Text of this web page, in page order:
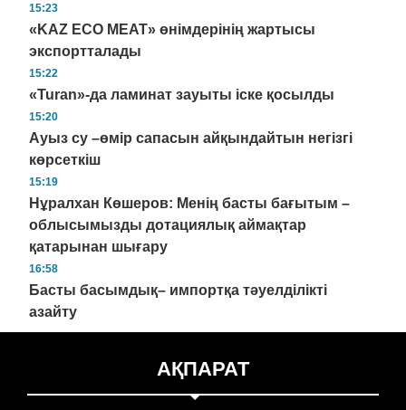
15:23
«KAZ ECO MEAT» өнімдерінің жартысы
экспортталады
15:22
«Turan»-да ламинат зауыты іске қосылды
15:20
Ауыз су –өмір сапасын айқындайтын негізгі
көрсеткіш
15:19
Нұралхан Көшеров: Менің басты бағытым –
облысымызды дотациялық аймақтар
қатарынан шығару
16:58
Басты басымдық– импортқа тәуелділікті
азайту
АҚПАРАТ